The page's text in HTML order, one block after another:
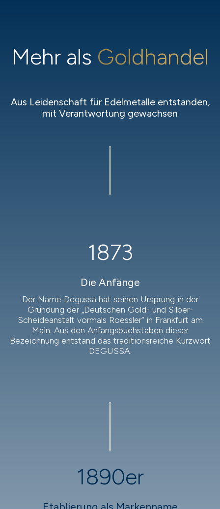
Mehr als Goldhandel
Aus Leidenschaft für Edelmetalle entstanden,
mit Verantwortung gewachsen
1873
Die Anfänge
Der Name Degussa hat seinen Ursprung in der
Gründung der „Deutschen Gold- und Silber-
Scheideanstalt vormals Roessler“ in Frankfurt am
Main. Aus den Anfangsbuchstaben dieser
Bezeichnung entstand das traditionsreiche Kurzwort
DEGUSSA.
1890er